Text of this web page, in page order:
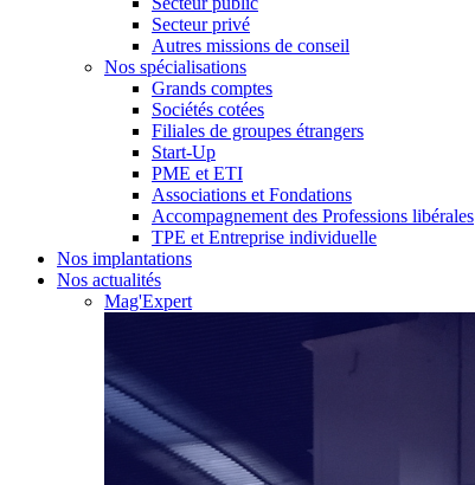
Secteur privé
Autres missions de conseil
Nos spécialisations
Grands comptes
Sociétés cotées
Filiales de groupes étrangers
Start-Up
PME et ETI
Associations et Fondations
Accompagnement des Professions libérales
TPE et Entreprise individuelle
Nos implantations
Nos actualités
Mag'Expert